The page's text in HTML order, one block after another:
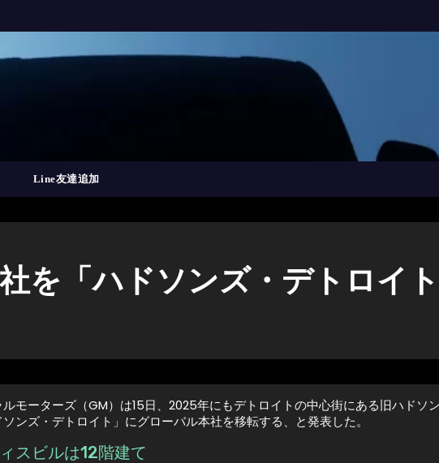
Line友達追加
を「ハドソンズ・デトロイ
ルモーターズ（GM）は15日、2025年にもデトロイトの中心街にある旧ハドソ
ソンズ・デトロイト」にグローバル本社を移転する、と発表した。
スビルは12階建て